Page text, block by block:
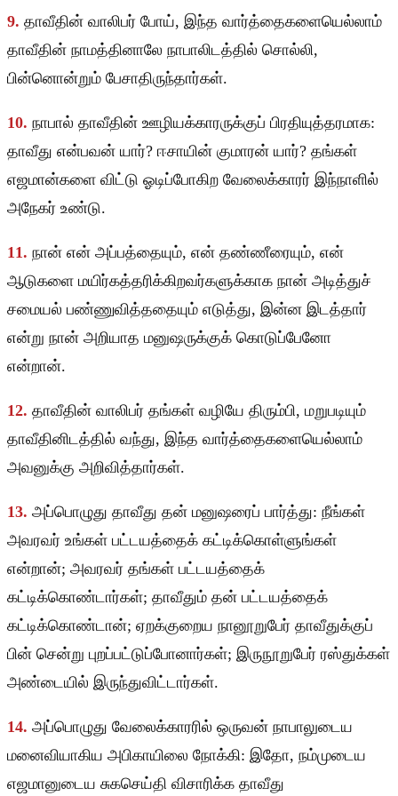
9. தாவீதின் வாலிபர் போய், இந்த வார்த்தைகளையெல்லாம்
தாவீதின் நாமத்தினாலே நாபாலிடத்தில் சொல்லி,
பின்னொன்றும் பேசாதிருந்தார்கள்.
10. நாபால் தாவீதின் ஊழியக்காரருக்குப் பிரதியுத்தரமாக:
தாவீது என்பவன் யார்? ஈசாயின் குமாரன் யார்? தங்கள்
எஜமான்களை விட்டு ஓடிப்போகிற வேலைக்காரர் இந்நாளில்
அநேகர் உண்டு.
11. நான் என் அப்பத்தையும், என் தண்ணீரையும், என்
ஆடுகளை மயிர்கத்தரிக்கிறவர்களுக்காக நான் அடித்துச்
சமையல் பண்ணுவித்ததையும் எடுத்து, இன்ன இடத்தார்
என்று நான் அறியாத மனுஷருக்குக் கொடுப்பேனோ
என்றான்.
12. தாவீதின் வாலிபர் தங்கள் வழியே திரும்பி, மறுபடியும்
தாவீதினிடத்தில் வந்து, இந்த வார்த்தைகளையெல்லாம்
அவனுக்கு அறிவித்தார்கள்.
13. அப்பொழுது தாவீது தன் மனுஷரைப் பார்த்து: நீங்கள்
அவரவர் உங்கள் பட்டயத்தைக் கட்டிக்கொள்ளுங்கள்
என்றான்; அவரவர் தங்கள் பட்டயத்தைக்
கட்டிக்கொண்டார்கள்; தாவீதும் தன் பட்டயத்தைக்
கட்டிக்கொண்டான்; ஏறக்குறைய நானூறுபேர் தாவீதுக்குப்
பின் சென்று புறப்பட்டுப்போனார்கள்; இருநூறுபேர் ரஸ்துக்கள்
அண்டையில் இருந்துவிட்டார்கள்.
14. அப்பொழுது வேலைக்காரரில் ஒருவன் நாபாலுடைய
மனைவியாகிய அபிகாயிலை நோக்கி: இதோ, நம்முடைய
எஜமானுடைய சுகசெய்தி விசாரிக்க தாவீது